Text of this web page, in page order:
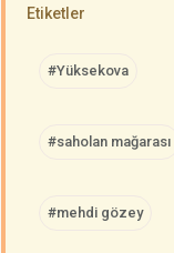
Etiketler
#Yüksekova
#saholan mağarası
#mehdi gözey